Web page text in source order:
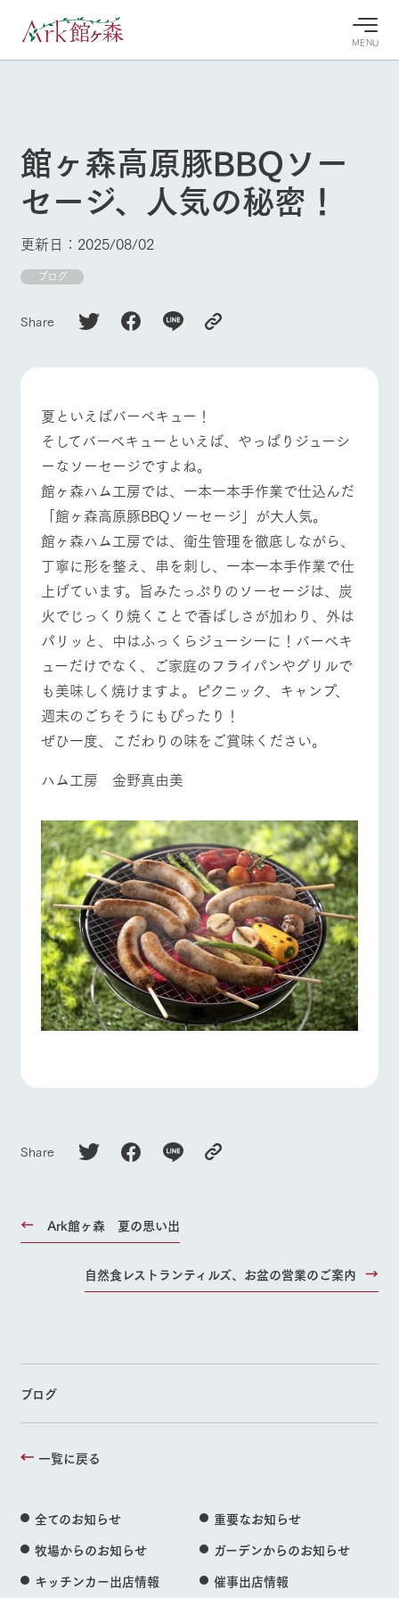
MENU
牧場へ行
く
営業時
間・料金
交通アク
セス
よくいた
だく質問
団体のお
客様へ
お客様へ
わせ・資
料請求
よく見られている情報
今日の牧
案内
ガーデンの開花
状況などを毎日
イベン
ント・フェアの
情報やスケジュ
牧場の楽
フラワー
ガーデン
花のある美しい
自然環境の中、
季節の移り変わ
りを存分に味わ
う
動物とふ
触れて、感じ
て、学ぶ。館ヶ
森の雄大な自然
なかで動物とふ
れあう
アクティ
ツリーハウスや
各種体験教室な
ど、楽しみなが
ら学べる様々な
アクティビティ
レストラ
ン
牧場の生産品を
知り尽くした料
理人が腕を振
い、ビュッフェ
スタイルで提供
ショップ
／お買い
物
丹精込めて育て
た生産品をはじ
め、牧場産の逸
品を取り揃えた
店舗
牧場マッ
プ
牧場マップのダ
ウンロード
周遊バス
牧場内を巡る周
遊バスのご案内
Ark館ヶ森について
牧場に行く
ArkFarm Wedding
お知らせ
ブログ
お問い合わせ・資料請求
生産品カタログ・資料DL
English (Google Translate)
ネットショップ
個人情報取扱いについて
イベント/フェア レストラン/BBQ フラワーガーデン
動物とふれあう ショップ/お買い物
牧場マップを見る 周遊バス
営業時間・料金
よくあるご質問
団体のお客様へ
ペットをお連れの
お客様へ お問い合わせ
館ヶ森高原豚BBQソー
セージ、人気の秘密！
更新日：2025/08/02
ブログ
Share
夏といえばバーベキュー！
そしてバーベキューといえば、やっぱりジューシ
ーなソーセージですよね。
館ヶ森ハム工房では、一本一本手作業で仕込んだ
「館ヶ森高原豚BBQソーセージ」が大人気。
館ヶ森ハム工房では、衛生管理を徹底しながら、
丁寧に形を整え、串を刺し、一本一本手作業で仕
上げています。旨みたっぷりのソーセージは、炭
火でじっくり焼くことで香ばしさが加わり、外は
パリッと、中はふっくらジューシーに！バーベキ
ューだけでなく、ご家庭のフライパンやグリルで
も美味しく焼けますよ。ピクニック、キャンプ、
週末のごちそうにもぴったり！
ぜひ一度、こだわりの味をご賞味ください。
ハム工房 金野真由美
Share
Ark館ヶ森 夏の思い出
自然食レストランティルズ、お盆の営業のご案内
ブログ
一覧に戻る
全てのお知らせ
重要なお知らせ
牧場からのお知らせ
ガーデンからのお知らせ
キッチンカー出店情報
催事出店情報